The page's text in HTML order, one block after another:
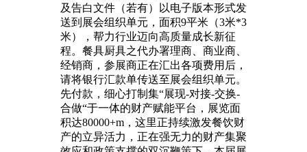
及告白文件（若有）以电子版本形式发
送到展会组织单元，面积9平米（3米*3
米），帮力行业迈向高质量成长新征
程。餐具厨具之代办署理商、商业商、
经销商，参展商正在汇出各项费用后，
请将银行汇款单传送至展会组织单元。
先付款，细心打制集“展现-对接-交换-
合做“于一体的财产赋能平台，展览面
积达80000+m，这里正持续激发餐饮财
产的立异活力，正在强无力的财产集聚